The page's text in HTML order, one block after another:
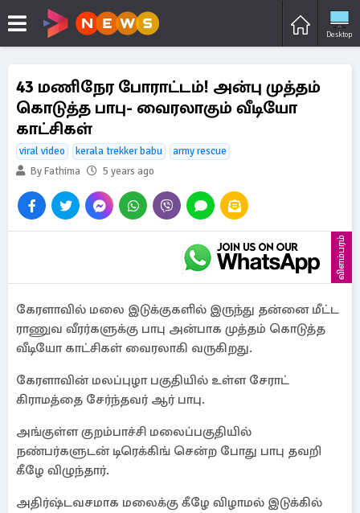
Desktop
43 மணிநேர போராட்டம்! அன்பு முத்தம்
கொடுத்த பாபு- வைரலாகும் வீடியோ
காட்சிகள்
viral video kerala trekker babu
army rescue
By Fathima
5 years ago
விளம்பரம்
கேரளாவில் மலை இடுக்குகளில் இருந்து தன்னை மீட்ட
ராணுவ வீரர்களுக்கு பாபு அன்பாக முத்தம் கொடுத்த
வீடியோ காட்சிகள் வைரலாகி வருகிறது.
கேரளாவின் மலப்புழா பகுதியில் உள்ள சேராட்
கிராமத்தை சேர்ந்தவர் ஆர் பாபு.
அங்குள்ள குறம்பாச்சி மலைப்பகுதியில்
நண்பர்களுடன் டிரெக்கிங் சென்ற போது பாபு தவறி
கீழே விழுந்தார்.
அதிர்ஷ்டவசமாக மலைக்கு கீழே விழாமல் இடுக்கில்